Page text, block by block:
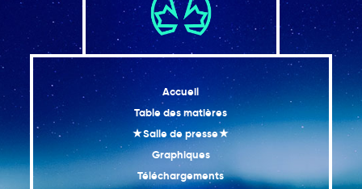
Accueil
Table des matières
★Salle de presse★
Graphiques
Téléchargements